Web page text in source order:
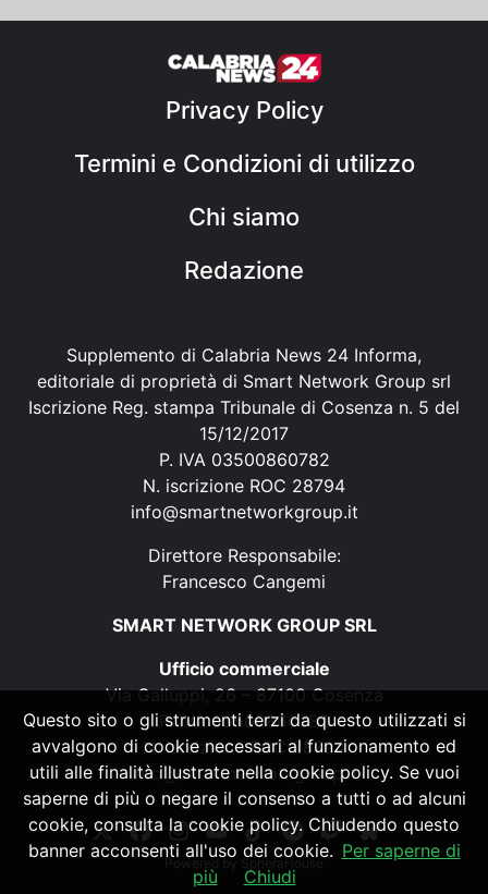
Privacy Policy
Termini e Condizioni di utilizzo
Chi siamo
Redazione
Supplemento di Calabria News 24 Informa,
editoriale di proprietà di Smart Network Group srl
Iscrizione Reg. stampa Tribunale di Cosenza n. 5 del
15/12/2017
P. IVA 03500860782
N. iscrizione ROC 28794
info@smartnetworkgroup.it
Direttore Responsabile:
Francesco Cangemi
SMART NETWORK GROUP SRL
Ufficio commerciale
Via Galluppi, 26 – 87100 Cosenza
P. IVA 03500860782
N. iscrizione ROC 28794
info@smartnetworkgroup.it
Powered by SpheraHouse
Questo sito o gli strumenti terzi da questo utilizzati si
avvalgono di cookie necessari al funzionamento ed
utili alle finalità illustrate nella cookie policy. Se vuoi
saperne di più o negare il consenso a tutti o ad alcuni
cookie, consulta la cookie policy. Chiudendo questo
banner acconsenti all'uso dei cookie. Per saperne di
più
Chiudi